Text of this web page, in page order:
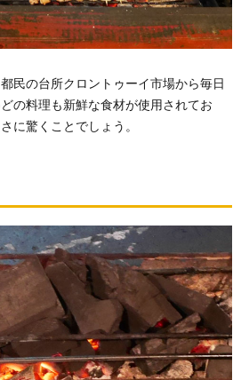
民の台所クロントゥーイ市場から毎日
の料理も新鮮な食材が使用されてお
に驚くことでしょう。